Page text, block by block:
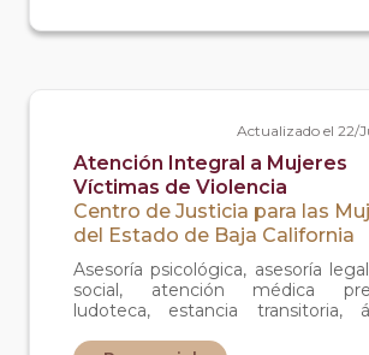
las vacaciones, dias de
Actualizado el 22/
Atención Integral a Mujeres
Víctimas de Violencia
Centro de Justicia para las
del Estado de Baja California
Asesoría psicológica, asesoría
social, atención médica
ludoteca, estancia transitoria,